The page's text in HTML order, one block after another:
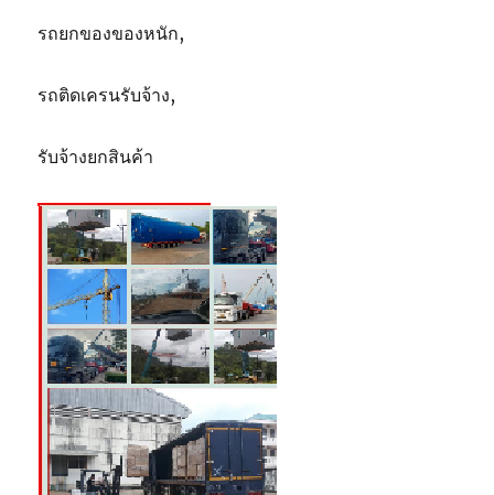
รถยกของของหนัก,
รถติดเครนรับจ้าง,
รับจ้างยกสินค้า